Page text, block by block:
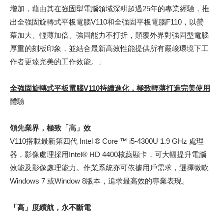
增加，藉由其在強固型電腦領域深耕超過25年的專業經驗，推
出全強固旋轉式平板電腦V110和全強固平板電腦F110，以螢
幕加大、輕薄加倍、強固能力不打折，顛覆外界對強固型電腦
厚重的刻板印象，並結合最新高效性能提供所有嚴峻環境下工
作者更臻完美的工作效能。」
全強固旋轉式平板電腦V110持續進化，極致輕薄打造完美使用
體驗
領先業界，極致「高」效
V110搭載最新第四代 Intel ® Core ™ i5-4300U 1.9 GHz 處理
器，影像處理採用Intel® HD 4400核蕊顯卡，可大幅提升電腦
效能及影像處理能力。作業系統亦可依據用戶需求，選擇微軟
Windows 7 或Window 8版本，追求最高效的專業表現。
「高」度續航，永不斷電